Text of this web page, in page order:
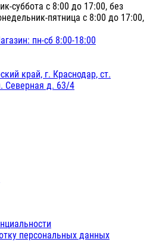
суббота с 8:00 до 17:00, без
пятница с 8:00 до 17:00,
пн-сб 8:00-18:00
край, г. Краснодар, ст.
Северная д. 63/4
персональных данных